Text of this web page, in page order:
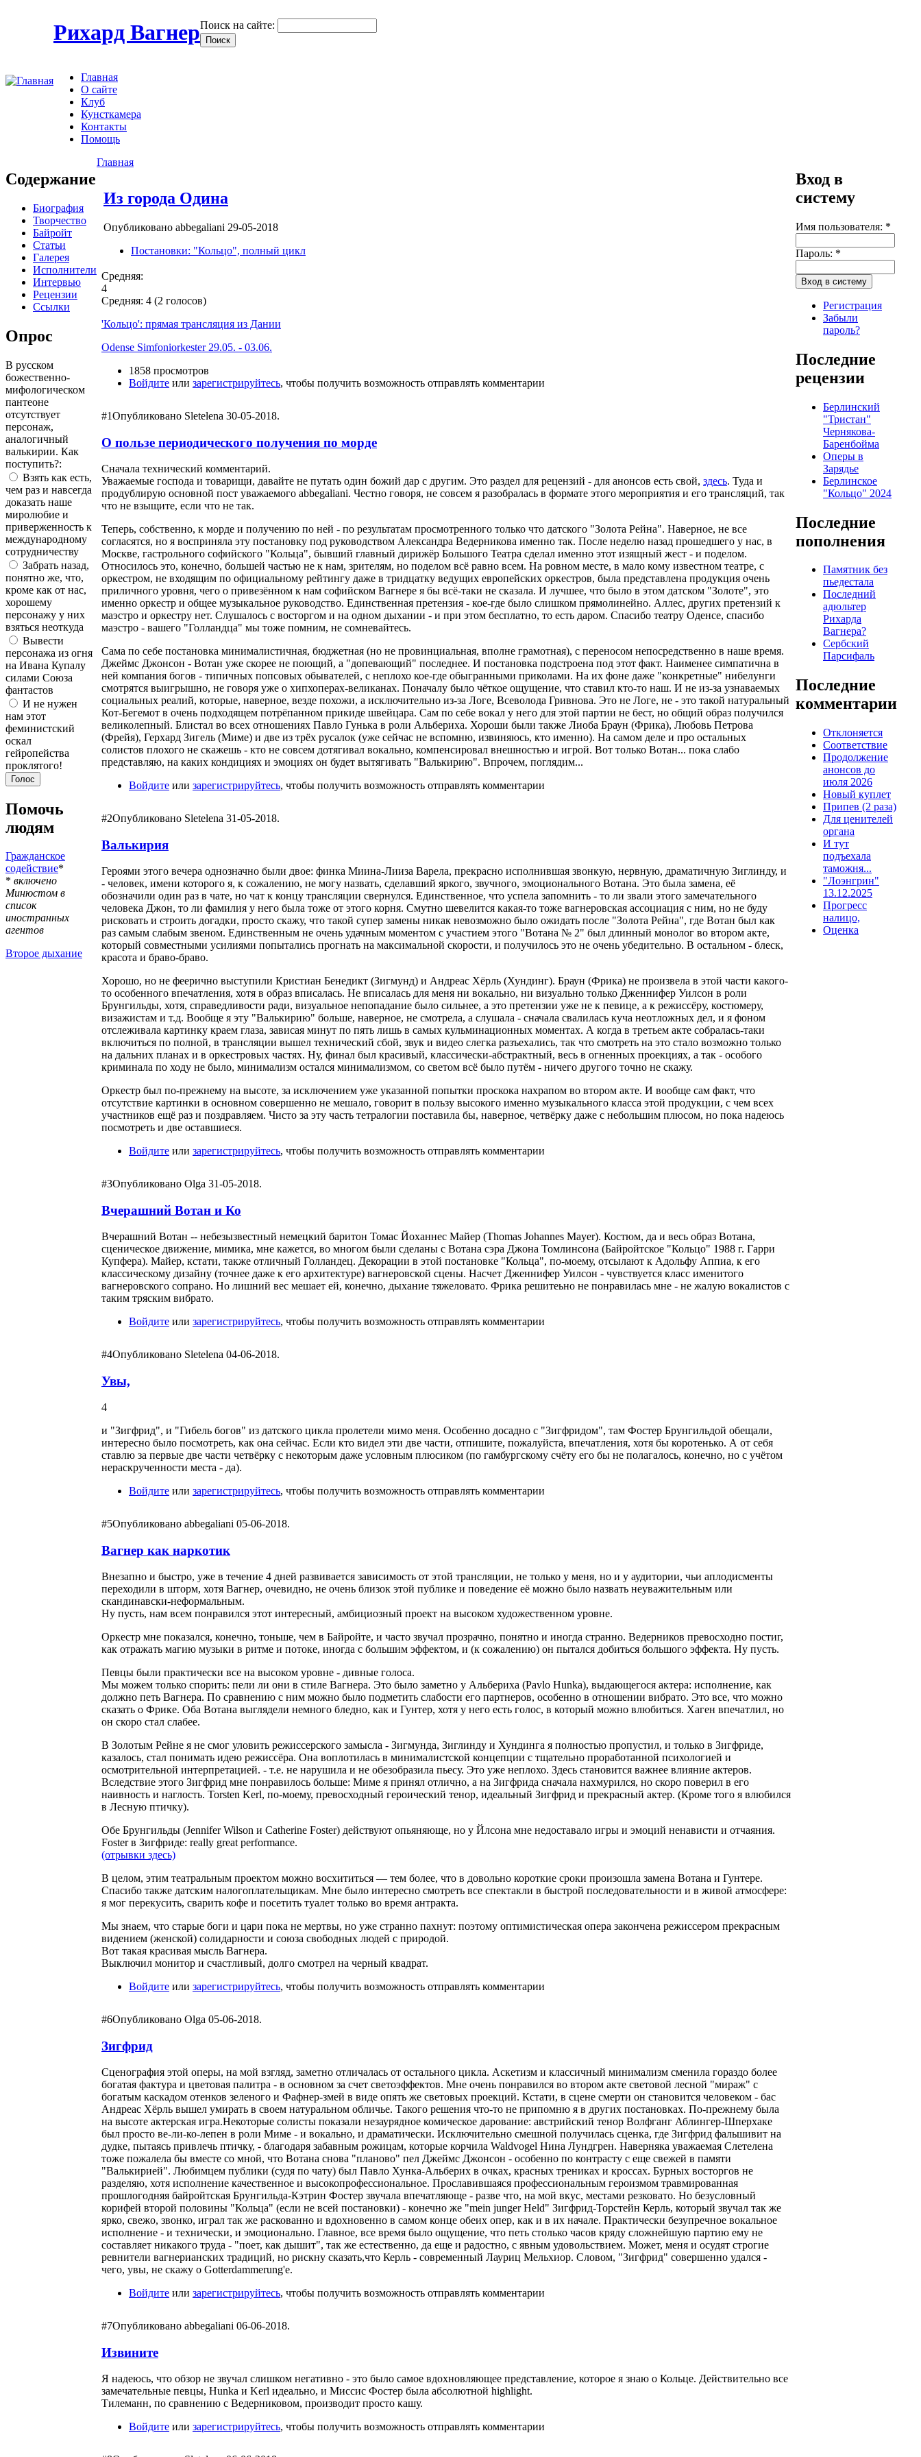
Рихард ВагнерПоиск на сайте:
Главная
О сайте
Клуб
Кунсткамера
Контакты
Помощь
Содержание
Биография
Творчество
Байройт
Статьи
Галерея
Исполнители
Интервью
Рецензии
Ссылки
Опрос
В русском
божественно-
мифологическом
пантеоне
отсутствует
персонаж,
аналогичный
валькирии. Как
поступить?:
Взять как есть,
чем раз и навсегда
доказать наше
миролюбие и
приверженность к
международному
сотрудничеству
Забрать назад,
понятно же, что,
кроме как от нас,
хорошему
персонажу у них
взяться неоткуда
Вывести
персонажа из огня
на Ивана Купалу
силами Союза
фантастов
И не нужен
нам этот
феминистский
оскал
гейропейства
проклятого!
Помочь
людям
Гражданское
содействие*
* включено
Минюстом в
список
иностранных
агентов
Второе дыхание
Главная
Из города Одина
Опубликовано abbegaliani 29-05-2018
Постановки: "Кольцо", полный цикл
Средняя:
4
Средняя: 4 (2 голосов)
'Кольцо': прямая трансляция из Дании
Odense Simfoniorkester 29.05. - 03.06.
1858 просмотров
Войдите или зарегистрируйтесь, чтобы получить возможность отправлять комментарии
#1Опубликовано Sletelena 30-05-2018.
О пользе периодического получения по морде
Сначала технический комментарий.
Уважаемые господа и товарищи, давайте не путать один божий дар с другим. Это раздел для рецензий - для анонсов есть свой, здесь. Туда и
продублирую основной пост уважаемого abbegaliani. Честно говоря, не совсем я разобралась в формате этого мероприятия и его трансляций, так
что не взыщите, если что не так.
Теперь, собственно, к морде и получению по ней - по результатам просмотренного только что датского "Золота Рейна". Наверное, не все
согласятся, но я восприняла эту постановку под руководством Александра Ведерникова именно так. После неделю назад прошедшего у нас, в
Москве, гастрольного софийского "Кольца", бывший главный дирижёр Большого Театра сделал именно этот изящный жест - и поделом.
Относилось это, конечно, большей частью не к нам, зрителям, но поделом всё равно всем. На ровном месте, в мало кому известном театре, с
оркестром, не входящим по официальному рейтингу даже в тридцатку ведущих европейских оркестров, была представлена продукция очень
приличного уровня, чего о привезённом к нам софийском Вагнере я бы всё-таки не сказала. И лучшее, что было в этом датском "Золоте", это
именно оркестр и общее музыкальное руководство. Единственная претензия - кое-где было слишком прямолинейно. Аллес, других претензий к
маэстро и оркестру нет. Слушалось с восторгом и на одном дыхании - и при этом бесплатно, то есть даром. Спасибо театру Оденсе, спасибо
маэстро - вашего "Голландца" мы тоже помним, не сомневайтесь.
Сама по себе постановка минималистичная, бюджетная (но не провинциальная, вполне грамотная), с переносом непосредственно в наше время.
Джеймс Джонсон - Вотан уже скорее не поющий, а "допевающий" последнее. И постановка подстроена под этот факт. Наименее симпатична в
ней компания богов - типичных попсовых обывателей, с неплохо кое-где обыгранными приколами. На их фоне даже "конкретные" нибелунги
смотрятся выигрышно, не говоря уже о хипхоперах-великанах. Поначалу было чёткое ощущение, что ставил кто-то наш. И не из-за узнаваемых
социальных реалий, которые, наверное, везде похожи, а исключительно из-за Логе, Всеволода Гривнова. Это не Логе, не - это такой натуральный
Кот-Бегемот в очень подходящем потрёпанном прикиде швейцара. Сам по себе вокал у него для этой партии не бест, но общий образ получился
великолепный. Блистал во всех отношениях Павло Гунька в роли Альбериха. Хороши были также Лиоба Браун (Фрика), Любовь Петрова
(Фрейя), Герхард Зигель (Миме) и две из трёх русалок (уже сейчас не вспомню, извиняюсь, кто именно). На самом деле и про остальных
солистов плохого не скажешь - кто не совсем дотягивал вокально, компенсировал внешностью и игрой. Вот только Вотан... пока слабо
представляю, на каких кондициях и эмоциях он будет вытягивать "Валькирию". Впрочем, поглядим...
Войдите или зарегистрируйтесь, чтобы получить возможность отправлять комментарии
#2Опубликовано Sletelena 31-05-2018.
Валькирия
Героями этого вечера однозначно были двое: финка Миина-Лииза Варела, прекрасно исполнившая звонкую, нервную, драматичную Зиглинду, и
- человек, имени которого я, к сожалению, не могу назвать, сделавший яркого, звучного, эмоционального Вотана. Это была замена, её
обозначили один раз в чате, но чат к концу трансляции свернулся. Единственное, что успела запомнить - то ли звали этого замечательного
человека Джон, то ли фамилия у него была тоже от этого корня. Смутно шевелится какая-то тоже вагнеровская ассоциация с ним, но не буду
рисковать и строить догадки, просто скажу, что такой супер замены никак невозможно было ожидать после "Золота Рейна", где Вотан был как
раз самым слабым звеном. Единственным не очень удачным моментом с участием этого "Вотана № 2" был длинный монолог во втором акте,
который совместными усилиями попытались прогнать на максимальной скорости, и получилось это не очень убедительно. В остальном - блеск,
красота и браво-браво.
Хорошо, но не феерично выступили Кристиан Бенедикт (Зигмунд) и Андреас Хёрль (Хундинг). Браун (Фрика) не произвела в этой части какого-
то особенного впечатления, хотя в образ вписалась. Не вписалась для меня ни вокально, ни визуально только Дженнифер Уилсон в роли
Брунгильды, хотя, справедливости ради, визуальное непопадание было сильнее, а это претензии уже не к певице, а к режиссёру, костюмеру,
визажистам и т.д. Вообще я эту "Валькирию" больше, наверное, не смотрела, а слушала - сначала свалилась куча неотложных дел, и я фоном
отслеживала картинку краем глаза, зависая минут по пять лишь в самых кульминационных моментах. А когда в третьем акте собралась-таки
включиться по полной, в трансляции вышел технический сбой, звук и видео слегка разъехались, так что смотреть на это стало возможно только
на дальних планах и в оркестровых частях. Ну, финал был красивый, классически-абстрактный, весь в огненных проекциях, а так - особого
криминала по ходу не было, минимализм остался минимализмом, со светом всё было путём - ничего другого точно не скажу.
Оркестр был по-прежнему на высоте, за исключением уже указанной попытки проскока нахрапом во втором акте. И вообще сам факт, что
отсутствие картинки в основном совершенно не мешало, говорит в пользу высокого именно музыкального класса этой продукции, с чем всех
участников ещё раз и поздравляем. Чисто за эту часть тетралогии поставила бы, наверное, четвёрку даже с небольшим плюсом, но пока надеюсь
посмотреть и две оставшиеся.
Войдите или зарегистрируйтесь, чтобы получить возможность отправлять комментарии
#3Опубликовано Olga 31-05-2018.
Вчерашний Вотан и Ко
Вчерашний Вотан -- небезызвестный немецкий баритон Томас Йоханнес Майер (Thomas Johannes Mayer). Костюм, да и весь образ Вотана,
сценическое движение, мимика, мне кажется, во многом были сделаны с Вотана сэра Джона Томлинсона (Байройтское "Кольцо" 1988 г. Гарри
Купфера). Майер, кстати, также отличный Голландец. Декорации в этой постановке "Кольца", по-моему, отсылают к Адольфу Аппиа, к его
классическому дизайну (точнее даже к его архитектуре) вагнеровской сцены. Насчет Дженнифер Уилсон - чувствуется класс именитого
вагнеровского сопрано. Но лишний вес мешает ей, конечно, дыхание тяжеловато. Фрика решитеьно не понравилась мне - не жалую вокалистов с
таким тряским вибрато.
Войдите или зарегистрируйтесь, чтобы получить возможность отправлять комментарии
#4Опубликовано Sletelena 04-06-2018.
Увы,
4
и "Зигфрид", и "Гибель богов" из датского цикла пролетели мимо меня. Особенно досадно с "Зигфридом", там Фостер Брунгильдой обещали,
интересно было посмотреть, как она сейчас. Если кто видел эти две части, отпишите, пожалуйста, впечатления, хотя бы коротенько. А от себя
ставлю за первые две части четвёрку с некоторым даже условным плюсиком (по гамбургскому счёту его бы не полагалось, конечно, но с учётом
нераскрученности места - да).
Войдите или зарегистрируйтесь, чтобы получить возможность отправлять комментарии
#5Опубликовано abbegaliani 05-06-2018.
Вагнер как наркотик
Внезапно и быстро, уже в течение 4 дней развиваетcя зависимость от этой трансляции, не только у меня, но и у аудитории, чьи аплодисменты
переходили в шторм, хотя Вагнер, очевидно, не очень близок этой публике и поведение её можно было назвать неуважительным или
скандинавски-неформальным.
Ну пусть, нам всем понравился этот интересный, амбициозный проект на высоком художественном уровне.
Оркестр мне показался, конечно, тоньше, чем в Байройте, и часто звучал прозрачно, понятно и иногда странно. Ведерников превосходно постиг,
как отражать магию музыки в ритме и потоке, иногда с большим эффектом, и (к сожалению) он пытался добиться большого эффекта. Ну пусть.
Певцы были практически все на высоком уровне - дивные голоса.
Мы можем только спорить: пели ли они в стиле Вагнера. Это было заметно у Альбериха (Pavlo Hunka), выдающегося актера: исполнение, как
должно петь Вагнера. По сравнению с ним можно было подметить слабости его партнеров, особенно в отношении вибрато. Это все, что можно
сказать о Фрике. Оба Вотана выглядели немного бледно, как и Гунтер, хотя у него есть голос, в который можно влюбиться. Хаген впечатлил, но
он скоро стал слабее.
В Золотым Рейне я не cмог уловить режиссерского замысла - Зигмунда, Зиглинду и Хундинга я полностью пропустил, и только в Зигфриде,
казалось, стал понимать идею режиссёра. Она воплотилась в минималистской концепции с тщательно проработанной психологией и
осмотрительной интерпретацией. - т.е. не нарушила и не обезобразила пьесу. Это уже неплохо. Здесь становится важнее влияние актеров.
Вследствие этого Зигфрид мне понравилось больше: Миме я принял отлично, а на Зигфрида сначала нахмурился, но скоро поверил в его
наивность и наглость. Torsten Kerl, по-моему, превосходный героический тенор, идеальный Зигфрид и прекрасный актер. (Кроме того я влюбился
в Лесную птичку).
Обе Брунгильды (Jennifer Wilson и Сatherine Foster) действуют опьяняюще, но у Йлсона мне недоставало игры и эмоций ненависти и отчаяния.
Foster в Зигфриде: really great performance.
(отрывки здесь)
В целом, этим театральным проектом можно восхититься — тем более, что в довольно короткие сроки произошла замена Вотана и Гунтере.
Спасибо также датским налогоплательщикам. Мне было интересно смотреть все спектакли в быстрой последовательности и в живой атмосфере:
я мог перекусить, сварить кофе и посетить туалет только во время антракта.
Мы знаем, что старые боги и цари пока не мертвы, но уже странно пахнут: поэтому оптимистическая опера закончена режиссером прекрасным
видением (женской) солидарности и союза свободных людей с природой.
Вот такая красивая мысль Вагнера.
Выключил монитор и счастливый, долго смотрел на черный квадрат.
Войдите или зарегистрируйтесь, чтобы получить возможность отправлять комментарии
#6Опубликовано Olga 05-06-2018.
Зигфрид
Сценография этой оперы, на мой взгляд, заметно отличалась от остального цикла. Аскетизм и классичный минимализм сменила гораздо более
богатая фактура и цветовая палитра - в основном за счет светоэффектов. Мне очень понравился во втором акте световой лесной "мираж" с
богатым каскадом отенков зеленого и Фафнер-змей в виде опять же световых проекций. Кстати, в сцене смерти он становится человеком - бас
Андреас Хёрль вышел умирать в своем натуральном обличье. Такого решения что-то не припомню я в других постановках. По-прежнему была
на высоте актерская игра.Некоторые солисты показали незаурядное комическое дарование: австрийский тенор Волфганг Аблингер-Шперхаке
был просто ве-ли-ко-лепен в роли Миме - и вокально, и драматически. Исключительно смешной получилась сценка, где Зигфрид фальшивит на
дудке, пытаясь привлечь птичку, - благодаря забавным рожицам, которые корчила Waldvogel Нина Лундгрен. Наверняка уважаемая Слетелена
тоже пожалела бы вместе со мной, что Вотана снова "планово" пел Джеймс Джонсон - особенно по контрасту с еще свежей в памяти
"Валькирией". Любимцем публики (судя по чату) был Павло Хунка-Альберих в очках, красных трениках и кроссах. Бурных восторгов не
разделяю, хотя исполнение качественное и высокопрофессиональное. Прославившаяся профессиональным героизмом травмированная
прошлогодняя байройтская Брунгильда-Кэтрин Фостер звучала впечатляюще - разве что, на мой вкус, местами резковато. Но безусловный
корифей второй половины "Кольца" (если не всей постановки) - конечно же "mein junger Held" Зигфрид-Торстейн Керль, который звучал так же
ярко, свежо, звонко, играл так же раскованно и вдохновенно в самом конце обеих опер, как и в их начале. Практически безупречное вокальное
исполнение - и технически, и эмоционально. Главное, все время было ощущение, что петь столько часов кряду сложнейшую партию ему не
составляет никакого труда - "поет, как дышит", так же естественно, да еще и радостно, с явным удовольствием. Может, меня и осудят строгие
ревнители вагнерианских традиций, но рискну сказать,что Керль - современный Лауриц Мельхиор. Словом, "Зигфрид" совершенно удался -
чего, увы, не скажу о Gotterdammerung'е.
Войдите или зарегистрируйтесь, чтобы получить возможность отправлять комментарии
#7Опубликовано abbegaliani 06-06-2018.
Извините
Я надеюсь, что обзор не звучал слишком негативно - это было самое вдохновляющее представление, которое я знаю о Кольце. Действительно все
замечательные певцы, Hunka и Kerl идеально, и Миссис Фостер была абсолютной highlight.
Тилеманн, по сравнению с Ведерниковом, производит просто кашу.
Войдите или зарегистрируйтесь, чтобы получить возможность отправлять комментарии
Вход в
систему
Имя пользователя: *
Пароль: *
Регистрация
Забыли
пароль?
Последние
рецензии
Берлинский
"Тристан"
Чернякова-
Баренбойма
Оперы в
Зарядье
Берлинское
"Кольцо" 2024
Последние
пополнения
Памятник без
пьедестала
Последний
адюльтер
Рихарда
Вагнера?
Сербский
Парсифаль
Последние
комментарии
Отклоняется
Соответствие
Продолжение
анонсов до
июля 2026
Новый куплет
Припев (2 раза)
Для ценителей
органа
И тут
подъехала
таможня...
"Лоэнгрин"
13.12.2025
Прогресс
налицо,
Оценка